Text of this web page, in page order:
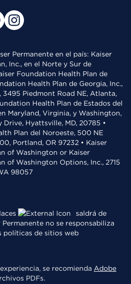
Permanente en el país: Kaiser
Inc., en el Norte y Sur de
Foundation Health Plan de
Health Plan de Georgia, Inc.,
3495 Piedmont Road NE, Atlanta,
Health Plan de Estados del
Maryland, Virginia, y Washington,
Drive, Hyattsville, MD, 20785 •
Plan del Noroeste, 500 NE
Portland, OR 97232 • Kaiser
of Washington or Kaiser
of Washington Options, Inc., 2715
98057
saldrá de
Permanente no se responsabiliza
políticas de sitios web
se recomienda Adobe
PDFs.